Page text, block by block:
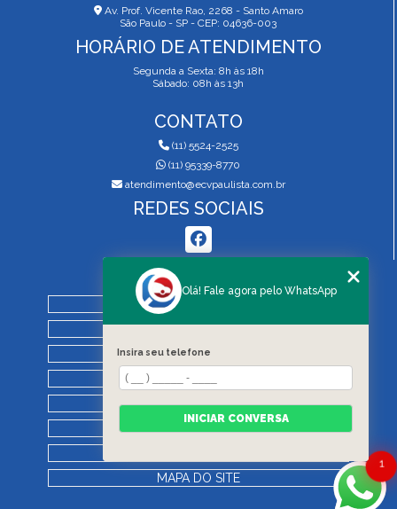
Av. Prof. Vicente Rao, 2268 - Santo Amaro
São Paulo - SP - CEP: 04636-003
HORÁRIO DE ATENDIMENTO
Segunda a Sexta: 8h às 18h
Sábado: 08h às 13h
CONTATO
(11) 5524-2525
(11) 95339-8770
atendimento@ecvpaulista.com.br
REDES SOCIAIS
MENU
QUEM SOMOS
SERVIÇOS
BLOG
REGRAS DE VISTORIA
MAPA DO SITE
1
Olá! Fale agora pelo WhatsApp
Insira seu telefone
INICIAR CONVERSA